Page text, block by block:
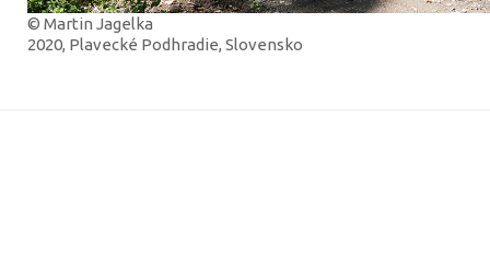
© Martin Jagelka
2020, Plavecké Podhradie, Slovensko